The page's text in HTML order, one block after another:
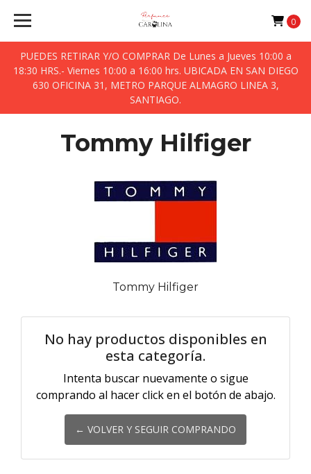
PUEDES RETIRAR Y/O COMPRAR De Lunes a Jueves 10:00 a
18:30 HRS.- Viernes 10:00 a 16:00 hrs. UBICADA EN SAN DIEGO
630 OFICINA 31, METRO PARQUE ALMAGRO LINEA 3,
SANTIAGO.
0
Tommy Hilfiger
Tommy Hilfiger
No hay productos disponibles en
esta categoría.
Intenta buscar nuevamente o sigue
comprando al hacer click en el botón de abajo.
← VOLVER Y SEGUIR COMPRANDO